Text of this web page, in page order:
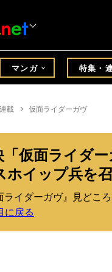
マンガ 特集・
載 仮面ライダーガヴ
「仮面ライダ
イップ兵を
ライダーガヴ』見どこ
に戻る